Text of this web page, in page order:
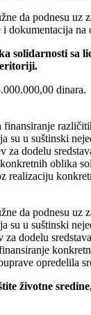
da podnesu uz
sa
dinara.
u suštinski
za dodelu
oblika
realizaciju
da podnesu uz
u suštinski
dodelu
opredelila
životne